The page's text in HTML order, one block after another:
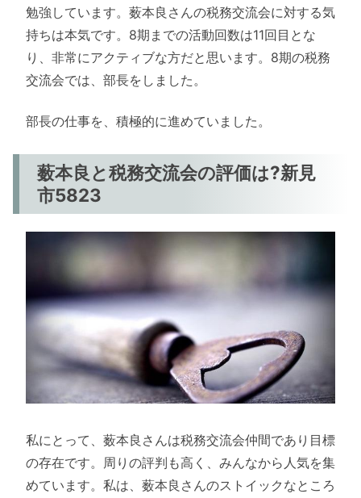
勉強しています。薮本良さんの税務交流会に対する気
持ちは本気です。8期までの活動回数は11回目とな
り、非常にアクティブな方だと思います。8期の税務
交流会では、部長をしました。
部長の仕事を、積極的に進めていました。
薮本良と税務交流会の評価は?新見
市5823
私にとって、薮本良さんは税務交流会仲間であり目標
の存在です。周りの評判も高く、みんなから人気を集
めています。私は、薮本良さんのストイックなところ